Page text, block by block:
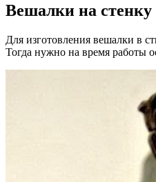
Вешалки на
Для изготовления вешалки в
Тогда нужно на время работы